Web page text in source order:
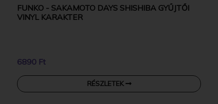
FUNKO - SAKAMOTO DAYS SHISHIBA GYŰJTŐI
VINYL KARAKTER
6890 Ft
RÉSZLETEK